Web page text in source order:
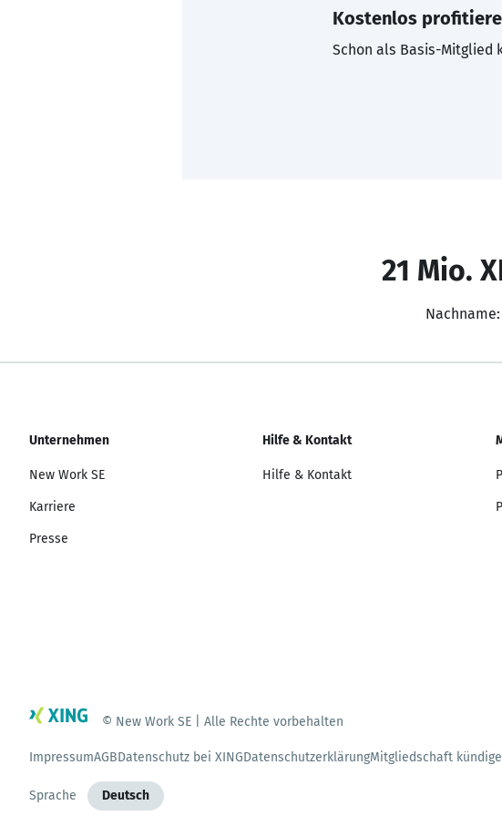
Kostenlos
Schon als Basis-Mitglied
21 Mio.
Nachname:
Unternehmen
New Work SE
Karriere
Presse
Hilfe & Kontakt
Hilfe & Kontakt
© New Work SE | Alle Rechte vorbehalten
ImpressumAGBDatenschutz bei XINGDatenschutzerklärungMitgliedschaft
Sprache Deutsch